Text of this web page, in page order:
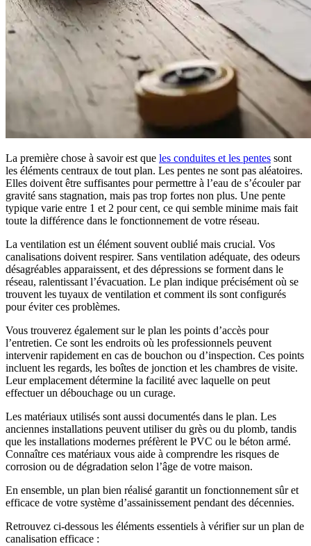
La première chose à savoir est que les conduites et les pentes sont
les éléments centraux de tout plan. Les pentes ne sont pas aléatoires.
Elles doivent être suffisantes pour permettre à l’eau de s’écouler par
gravité sans stagnation, mais pas trop fortes non plus. Une pente
typique varie entre 1 et 2 pour cent, ce qui semble minime mais fait
toute la différence dans le fonctionnement de votre réseau.
La ventilation est un élément souvent oublié mais crucial. Vos
canalisations doivent respirer. Sans ventilation adéquate, des odeurs
désagréables apparaissent, et des dépressions se forment dans le
réseau, ralentissant l’évacuation. Le plan indique précisément où se
trouvent les tuyaux de ventilation et comment ils sont configurés
pour éviter ces problèmes.
Vous trouverez également sur le plan les points d’accès pour
l’entretien. Ce sont les endroits où les professionnels peuvent
intervenir rapidement en cas de bouchon ou d’inspection. Ces points
incluent les regards, les boîtes de jonction et les chambres de visite.
Leur emplacement détermine la facilité avec laquelle on peut
effectuer un débouchage ou un curage.
Les matériaux utilisés sont aussi documentés dans le plan. Les
anciennes installations peuvent utiliser du grès ou du plomb, tandis
que les installations modernes préfèrent le PVC ou le béton armé.
Connaître ces matériaux vous aide à comprendre les risques de
corrosion ou de dégradation selon l’âge de votre maison.
En ensemble, un plan bien réalisé garantit un fonctionnement sûr et
efficace de votre système d’assainissement pendant des décennies.
Retrouvez ci-dessous les éléments essentiels à vérifier sur un plan de
canalisation efficace :